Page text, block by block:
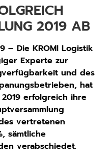
2019 AB
– Die KROMI Logistik
Experte zur
und des
hat
2019 erfolgreich ihre
vertretenen
sämtliche
verabschiedet.